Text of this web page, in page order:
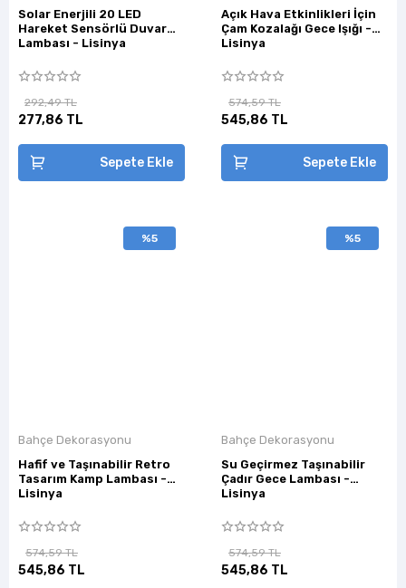
Solar Enerjili 20 LED
Hareket Sensörlü Duvar
Lambası - Lisinya
292,49 TL
277,86 TL
Sepete Ekle
Açık Hava Etkinlikleri İçin
Çam Kozalağı Gece Işığı -
Lisinya
574,59 TL
545,86 TL
Sepete Ekle
%5
Bahçe Dekorasyonu
Hafif ve Taşınabilir Retro
Tasarım Kamp Lambası -
Lisinya
574,59 TL
545,86 TL
%5
Bahçe Dekorasyonu
Su Geçirmez Taşınabilir
Çadır Gece Lambası -
Lisinya
574,59 TL
545,86 TL